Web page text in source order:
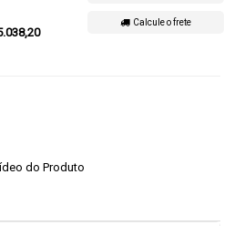
Calcule o frete
do Produto